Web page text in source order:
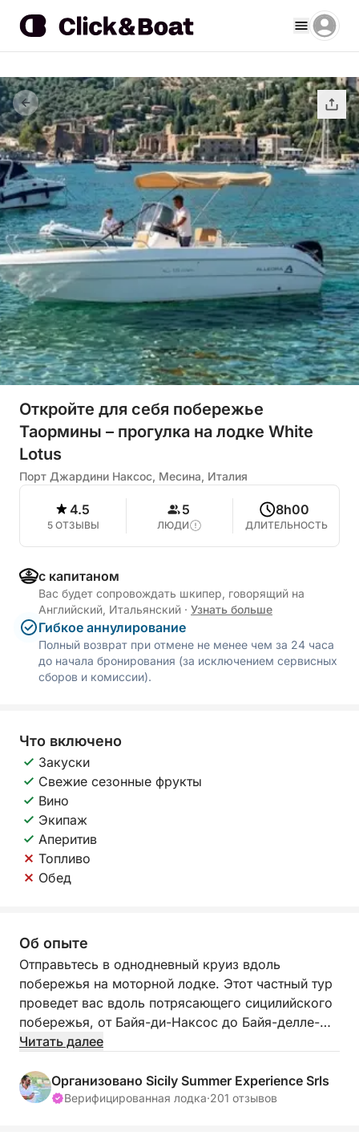
Откройте для себя побережье
Таормины – прогулка на лодке White
Lotus
Порт Джардини Наксос, Месина, Италия
4.5
5 ОТЗЫВЫ
5
ЛЮДИ
8h00
ДЛИТЕЛЬНОСТЬ
с капитаном
Вас будет сопровождать шкипер, говорящий на
Английский, Итальянский · Узнать больше
Гибкое аннулирование
Полный возврат при отмене не менее чем за 24 часа
до начала бронирования (за исключением сервисных
сборов и комиссии).
Что включено
Закуски
Свежие сезонные фрукты
Вино
Экипаж
Аперитив
Топливо
Обед
Об опыте
Отправьтесь в однодневный круиз вдоль
побережья на моторной лодке. Этот частный тур
проведет вас вдоль потрясающего сицилийского
побережья, от Байя-ди-Наксос до Байя-делле-
Сирен, предлагая захватывающие виды и
Расслабьтесь и насладитесь красотой моря,
Читать далее
Организовано Sicily Summer Experience Srls
Верифицированная лодка·201 отзывов